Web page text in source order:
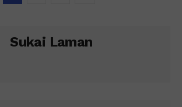
Sukai Laman